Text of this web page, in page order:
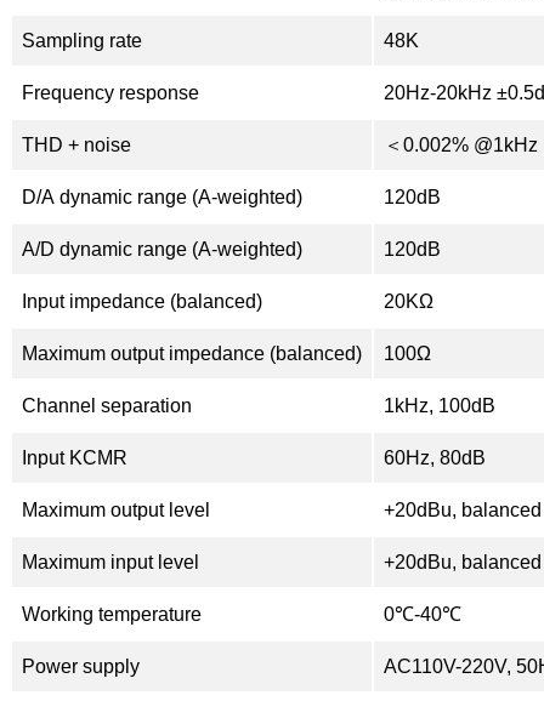
Sampling rate 48K
Frequency response 20Hz-20kHz
THD + noise ＜0.002% @1kHz
D/A dynamic range (A-weighted) 120dB
A/D dynamic range (A-weighted) 120dB
Input impedance (balanced) 20KΩ
Maximum output impedance (balanced) 100Ω
Channel separation 1kHz, 100dB
Input KCMR 60Hz, 80dB
Maximum output level +20dBu, balanced
Maximum input level +20dBu, balanced
Working temperature 0℃-40℃
Power supply AC110V-220V,